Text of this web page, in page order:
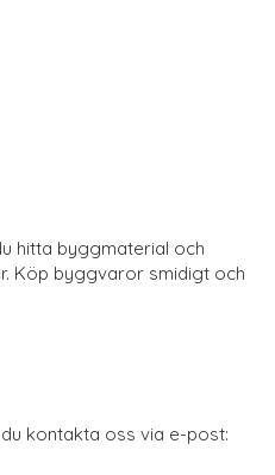
hitta byggmaterial och
Köp byggvaror smidigt och
kontakta oss via e-post: